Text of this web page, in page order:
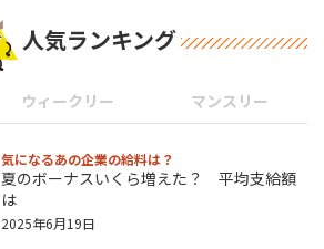
人気ランキング
ウィークリー マンスリー
気になるあの企業の給料は？
夏のボーナスいくら増えた？ 平均支給額
は
2025年6月19日